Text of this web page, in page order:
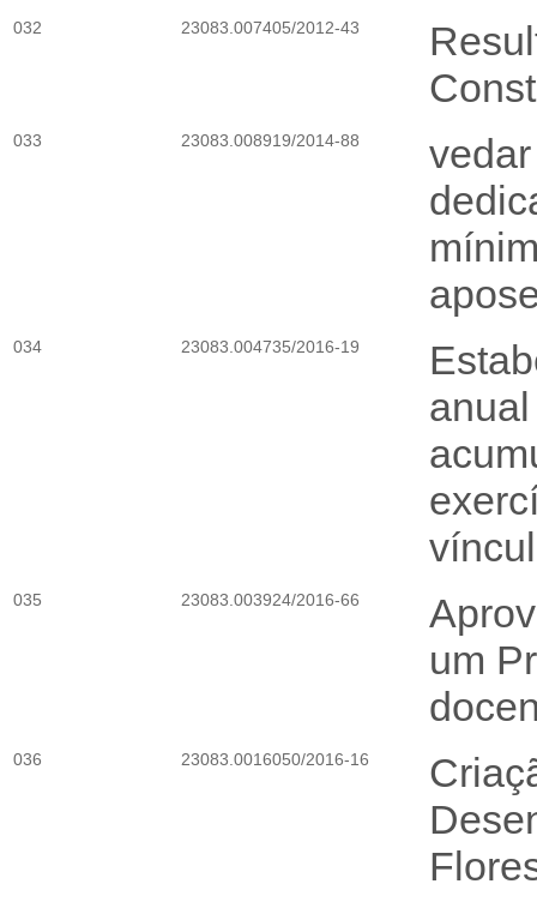
032 23083.007405/2012-43
033 23083.008919/2014-88
034 23083.004735/2016-19
035 23083.003924/2016-66
um
036 23083.0016050/2016-16